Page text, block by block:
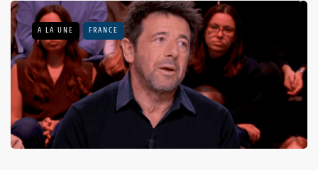
A LA UNE FRANCE